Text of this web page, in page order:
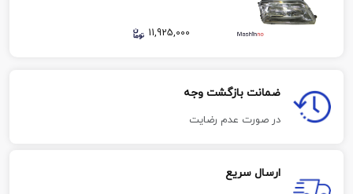
11,925,000
ضمانت بازگشت وجه
در صورت عدم رضایت
ارسال سریع